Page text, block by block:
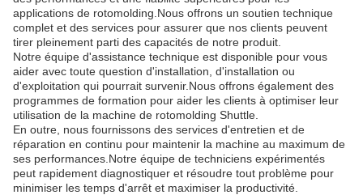
applications de rotomolding.Nous offrons un soutien technique
complet et des services pour assurer que nos clients peuvent
tirer pleinement parti des capacités de notre produit.
Notre équipe d'assistance technique est disponible pour vous
aider avec toute question d'installation, d'installation ou
d'exploitation qui pourrait survenir.Nous offrons également des
programmes de formation pour aider les clients à optimiser leur
utilisation de la machine de rotomolding Shuttle.
En outre, nous fournissons des services d'entretien et de
réparation en continu pour maintenir la machine au maximum de
ses performances.Notre équipe de techniciens expérimentés
peut rapidement diagnostiquer et résoudre tout problème pour
minimiser les temps d'arrêt et maximiser la productivité.